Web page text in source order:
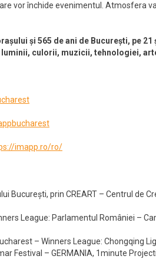
vor închide evenimentul. Atmosfera
și 565 de ani de București, pe
culorii, muzicii, tehnologiei,
imapp.ro/ro/
București, prin CREART – Centrul de
League: Parlamentul României –
– Winners League: Chongqing
Festival – GERMANIA, 1minute